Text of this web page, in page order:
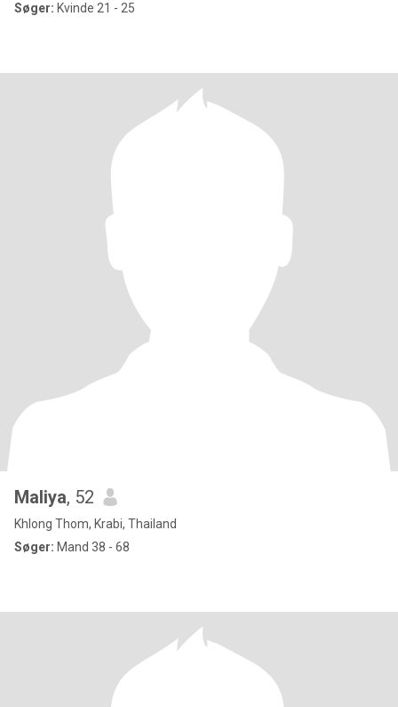
Søger: Kvinde 21 - 25
Maliya, 52
Khlong Thom, Krabi, Thailand
Søger: Mand 38 - 68